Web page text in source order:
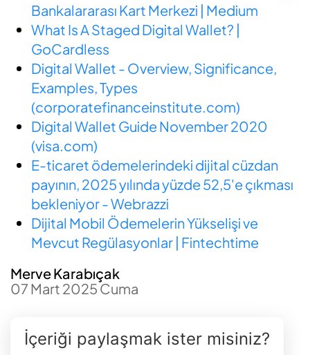
Bankalararası Kart Merkezi | Medium
What Is A Staged Digital Wallet? |
GoCardless
Digital Wallet - Overview, Significance,
Examples, Types
(corporatefinanceinstitute.com)
Digital Wallet Guide November 2020
(visa.com)
E-ticaret ödemelerindeki dijital cüzdan
payının, 2025 yılında yüzde 52,5'e çıkması
bekleniyor - Webrazzi
Dijital Mobil Ödemelerin Yükselişi ve
Mevcut Regülasyonlar | Fintechtime
Merve Karabıçak
07 Mart 2025 Cuma
İçeriği paylaşmak ister misiniz?